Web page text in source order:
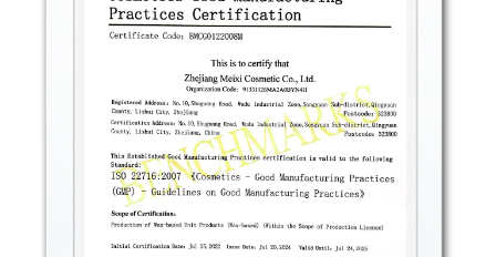
contiene parabenos, sulfatos ni ningún ingrediente
agresivo que pueda irritar la piel.
Hipoalergénico: este crayón está dermatológicamente
probado, lo que lo hace adecuado para personas con
piel sensible o propensas a las alergias.
Ingredientes naturales: Enriquecido con ingredientes
nutritivos, el producto ayuda a mantener la salud